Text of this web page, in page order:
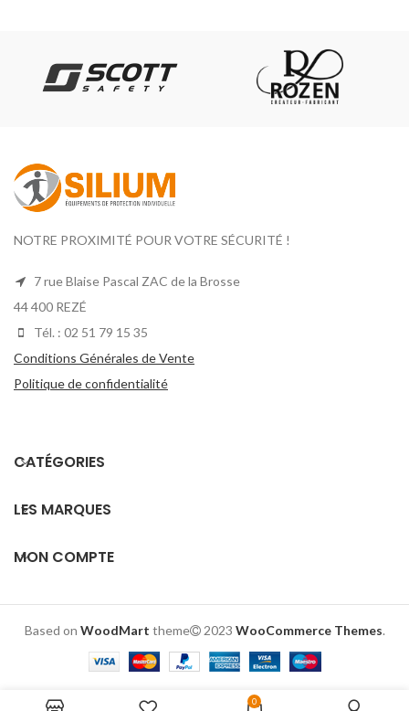
NOTRE PROXIMITÉ POUR VOTRE SÉCURITÉ !
7 rue Blaise Pascal ZAC de la Brosse
44 400 REZÉ
Tél. : 02 51 79 15 35
Conditions Générales de Vente
Politique de confidentialité
CATÉGORIES
LES MARQUES
MON COMPTE
Based on WoodMart theme 2023 WooCommerce Themes.
0